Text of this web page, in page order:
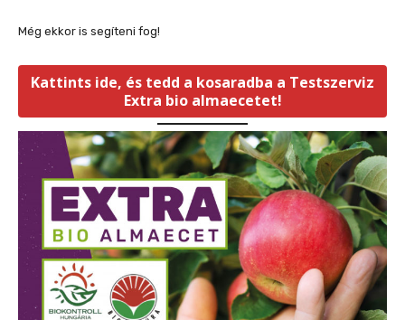
Még ekkor is segíteni fog!
Kattints ide, és tedd a kosaradba a Testszerviz
Extra bio almaecetet!